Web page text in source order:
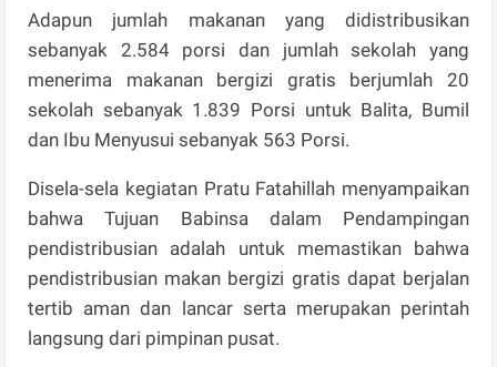
Adapun jumlah makanan yang didistribusikan
sebanyak 2.584 porsi dan jumlah sekolah yang
menerima makanan bergizi gratis berjumlah 20
sekolah sebanyak 1.839 Porsi untuk Balita, Bumil
dan Ibu Menyusui sebanyak 563 Porsi.
Disela-sela kegiatan Pratu Fatahillah menyampaikan
bahwa Tujuan Babinsa dalam Pendampingan
pendistribusian adalah untuk memastikan bahwa
pendistribusian makan bergizi gratis dapat berjalan
tertib aman dan lancar serta merupakan perintah
langsung dari pimpinan pusat.